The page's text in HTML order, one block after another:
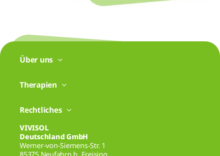
Über uns
Therapien
Rechtliches
VIVISOL
Deutschland GmbH
Werner-von-Siemens-Str. 1
85375 Neufahrn b. Freising